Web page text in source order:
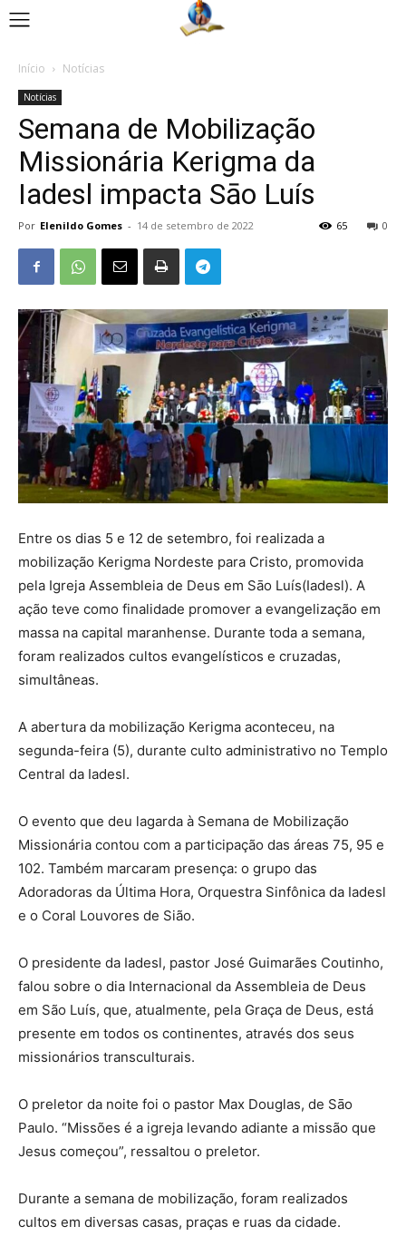
Início Notícias
Notícias
Semana de Mobilização
Missionária Kerigma da
Iadesl impacta Sāo Luís
Por Elenildo Gomes - 14 de setembro de 2022 0
65
Entre os dias 5 e 12 de setembro, foi realizada a
mobilização Kerigma Nordeste para Cristo, promovida
pela Igreja Assembleia de Deus em Sāo Luís(Iadesl). A
ação teve como finalidade promover a evangelização em
massa na capital maranhense. Durante toda a semana,
foram realizados cultos evangelísticos e cruzadas,
simultâneas.
A abertura da mobilização Kerigma aconteceu, na
segunda-feira (5), durante culto administrativo no Templo
Central da Iadesl.
O evento que deu lagarda à Semana de Mobilização
Missionária contou com a participação das áreas 75, 95 e
102. Também marcaram presença: o grupo das
Adoradoras da Última Hora, Orquestra Sinfônica da Iadesl
e o Coral Louvores de Sião.
O presidente da Iadesl, pastor José Guimarães Coutinho,
falou sobre o dia Internacional da Assembleia de Deus
em São Luís, que, atualmente, pela Graça de Deus, está
presente em todos os continentes, através dos seus
missionários transculturais.
O preletor da noite foi o pastor Max Douglas, de Sāo
Paulo. “Missões é a igreja levando adiante a missão que
Jesus começou”, ressaltou o preletor.
Durante a semana de mobilização, foram realizados
cultos em diversas casas, praças e ruas da cidade.